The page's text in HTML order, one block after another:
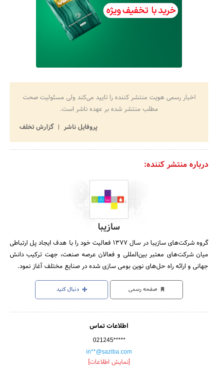
اخبار رسمی هویت منتشر کننده را تایید می‌کند ولی مسئولیت صحت
مطلب منتشر شده بر عهده ناشر است.
پروفایل ناشر
گزارش تخلف
درباره منتشر کننده:
سازیبا
گروه شرکت‌های سازیبا در سال 1377 فعالیت خود را با هدف ایجاد پل ارتباطی
میان شرکت‌های معتبر بین‌المللی و فعالان عرصه صنعت، جهت ترکیب دانش
جهانی و ارائه راه حل‌های نوین بومی سازی شده در صنایع مختلف آغاز نمود.
صفحه رسمی دنبال کنید
اطلاعات تماس
021245*****
in**@saziba.com
[نمایش اطلاعات]